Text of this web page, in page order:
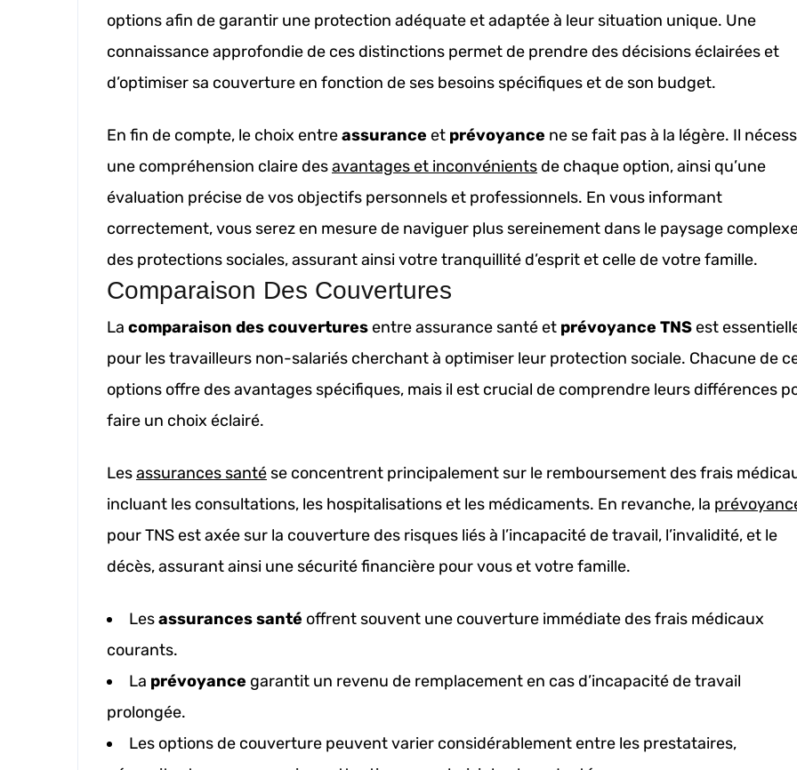
options afin de garantir une protection adéquate et adaptée à leur situation unique. Une
connaissance approfondie de ces distinctions permet de prendre des décisions éclairées et
d’optimiser sa couverture en fonction de ses besoins spécifiques et de son budget.
En fin de compte, le choix entreassurance et prévoyance ne se fait pas à la légère. Il
une compréhension claire desavantages et inconvénientsde chaque option, ainsi qu’une
évaluation précise de vos objectifs personnels et professionnels. En vous informant
correctement, vous serez en mesure de naviguer plus sereinement dans le paysage
des protections sociales, assurant ainsi votre tranquillité d’esprit et celle de votre famille.
Comparaison Des Couvertures
La comparaison des couverturesentre assurance santé et prévoyance TNSest
pour les travailleurs non-salariés cherchant à optimiser leur protection sociale. Chacune de
options offre des avantages spécifiques, mais il est crucial de comprendre leurs différences
faire un choix éclairé.
Lesassurances santé se concentrent principalement sur le remboursement des frais
incluant les consultations, les hospitalisations et les médicaments. En revanche, la
pour TNS est axée sur la couverture des risques liés à l’incapacité de travail, l’invalidité, et le
décès, assurant ainsi une sécurité financière pour vous et votre famille.
Lesassurances santé offrent souvent une couverture immédiate des frais médicaux
courants.
La prévoyance garantit un revenu de remplacement en cas d’incapacité de travail
prolongée.
Les options de couverture peuvent varier considérablement entre les prestataires,